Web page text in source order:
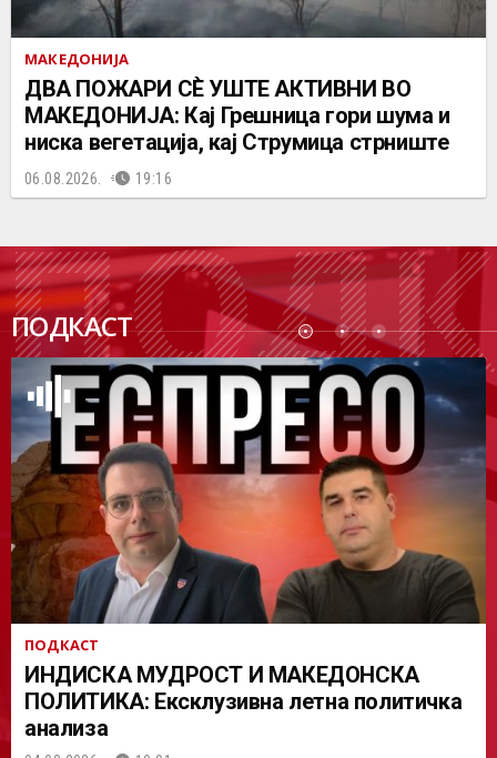
МАКЕДОНИЈА
ДВА ПОЖАРИ СÈ УШТЕ АКТИВНИ ВО
МАКЕДОНИЈА: Кај Грешница гори шума и
ниска вегетација, кај Струмица стрниште
06.08.2026. 19:16
ПОДКАСТ
ПОДК
АСТ
ПОДКАСТ
ИНДИСКА МУДРОСТ И МАКЕДОНСКА
ПОЛИТИКА: Ексклузивна летна политичка
анализа